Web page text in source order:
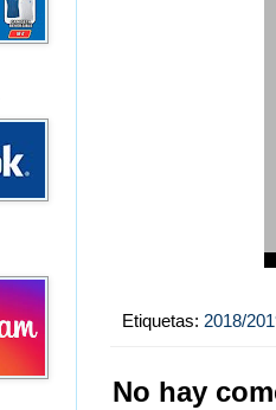
Etiquetas: 2018/
No hay